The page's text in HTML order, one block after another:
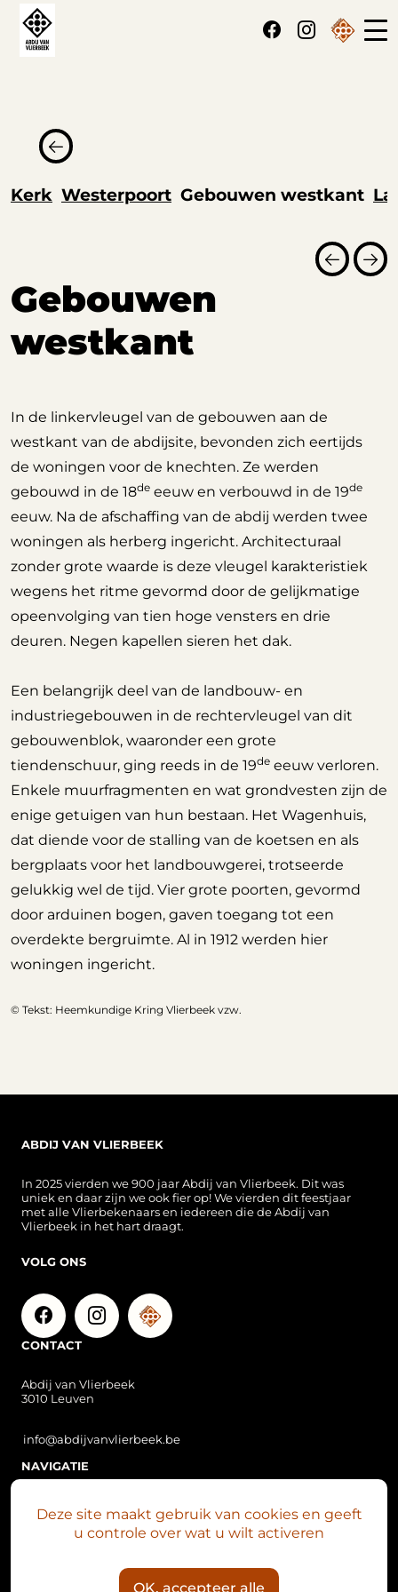
Kerk Westerpoort Gebouwen westkant
Gebouwen
westkant
In de linkervleugel van de gebouwen aan de
westkant van de abdijsite, bevonden zich eertijds
de woningen voor de knechten. Ze werden
gebouwd in de 18de eeuw en verbouwd in de 19de
eeuw. Na de afschaffing van de abdij werden twee
woningen als herberg ingericht. Architecturaal
zonder grote waarde is deze vleugel karakteristiek
wegens het ritme gevormd door de gelijkmatige
opeenvolging van tien hoge vensters en drie
deuren. Negen kapellen sieren het dak.
Een belangrijk deel van de landbouw- en
industriegebouwen in de rechtervleugel van dit
gebouwenblok, waaronder een grote
tiendenschuur, ging reeds in de 19de eeuw verloren.
Enkele muurfragmenten en wat grondvesten zijn de
enige getuigen van hun bestaan. Het Wagenhuis,
dat diende voor de stalling van de koetsen en als
bergplaats voor het landbouwgerei, trotseerde
gelukkig wel de tijd. Vier grote poorten, gevormd
door arduinen bogen, gaven toegang tot een
overdekte bergruimte. Al in 1912 werden hier
woningen ingericht.
© Tekst: Heemkundige Kring Vlierbeek vzw.
ABDIJ VAN VLIERBEEK
In 2025 vierden we 900 jaar Abdij van Vlierbeek. Dit was
uniek en daar zijn we ook fier op! We vierden dit feestjaar
met alle Vlierbekenaars en iedereen die de Abdij van
Vlierbeek in het hart draagt.
VOLG ONS
CONTACT
Abdij van Vlierbeek
3010 Leuven
info@abdijvanvlierbeek.be
NAVIGATIE
Vlierbeek nu
Cookies beheer paneel
Deze site maakt gebruik van cookies en geeft
u controle over wat u wilt activeren
OK, accepteer alle